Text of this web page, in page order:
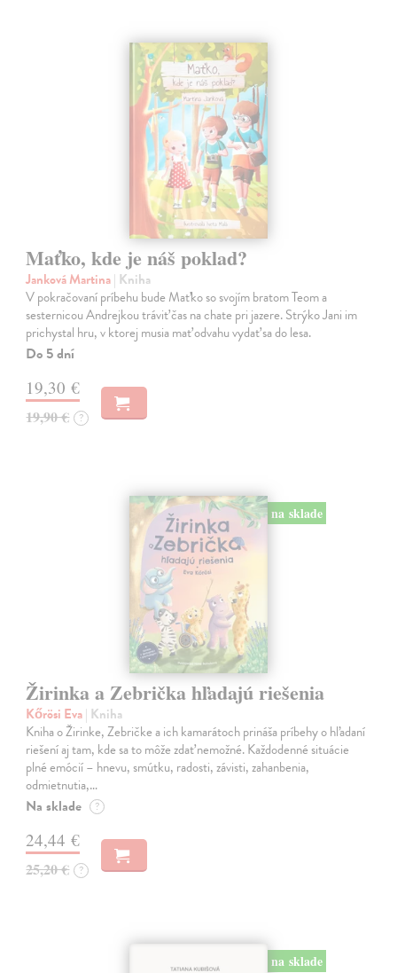
Maťko, kde je náš poklad?
Janková Martina| Kniha
V pokračovaní príbehu bude Maťko so svojím bratom Teom a
sesternicou Andrejkou tráviť čas na chate pri jazere. Strýko Jani im
prichystal hru, v ktorej musia mať odvahu vydať sa do lesa.
Do 5 dní
19,30 €
19,90 € ?
na sklade
Žirinka a Zebrička hľadajú riešenia
Kőrösi Eva| Kniha
Kniha o Žirinke, Zebričke a ich kamarátoch prináša príbehy o hľadaní
riešení aj tam, kde sa to môže zdať nemožné. Každodenné situácie
plné emócií – hnevu, smútku, radosti, závisti, zahanbenia,
odmietnutia,…
Na sklade ?
24,44 €
25,20 € ?
na sklade